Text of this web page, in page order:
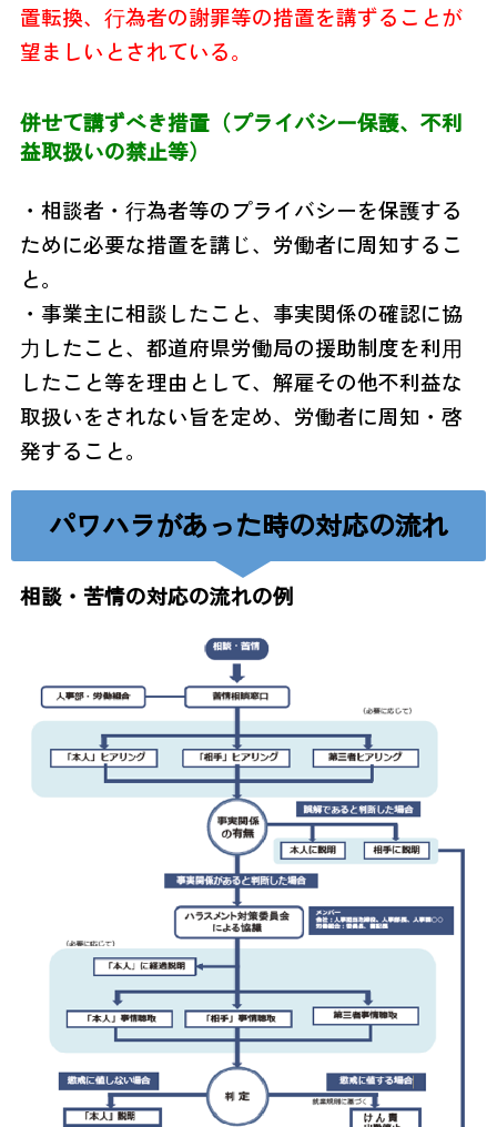
置転換、⾏為者の謝罪等の措置を講ずることが
望ましいとされている。
併せて講ずべき措置（プライバシー保護、不利
益取扱いの禁止等）
・相談者・⾏為者等のプライバシーを保護する
ために必要な措置を講じ、労働者に周知するこ
と。
・事業主に相談したこと、事実関係の確認に協
⼒したこと、都道府県労働局の援助制度を利⽤
したこと等を理由として、解雇その他不利益な
取扱いをされない旨を定め、労働者に周知・啓
発すること。
パワハラがあった時の対応の流れ
相談・苦情の対応の流れの例